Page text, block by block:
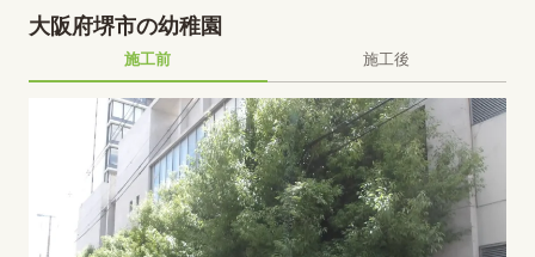
大阪府堺市の幼稚園
施工前 施工後